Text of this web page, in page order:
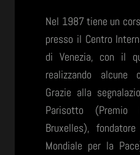
Nel 1987 tiene un
presso il Centro
di Venezia, con il
realizzando
Grazie alla
Parisotto
Bruxelles), fondatore
Mondiale per la